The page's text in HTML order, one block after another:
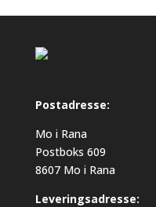
Postadresse:
Mo i Rana
Postboks 609
8607 Mo i Rana
Leveringsadresse: